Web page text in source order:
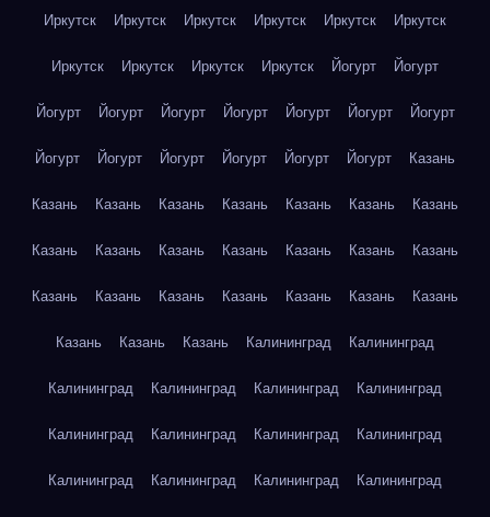
Иркутск Иркутск Иркутск Иркутск Иркутск Иркутск
Иркутск Иркутск Иркутск Иркутск Йогурт Йогурт
Йогурт Йогурт Йогурт Йогурт Йогурт Йогурт Йогурт
Йогурт Йогурт Йогурт Йогурт Йогурт Йогурт Казань
Казань Казань Казань Казань Казань Казань Казань
Казань Казань Казань Казань Казань Казань Казань
Казань Казань Казань Казань Казань Казань Казань
Казань Казань Казань Калининград Калининград
Калининград Калининград Калининград Калининград
Калининград Калининград Калининград Калининград
Калининград Калининград Калининград Калининград